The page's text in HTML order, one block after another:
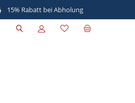
15% Rabatt bei Abholung